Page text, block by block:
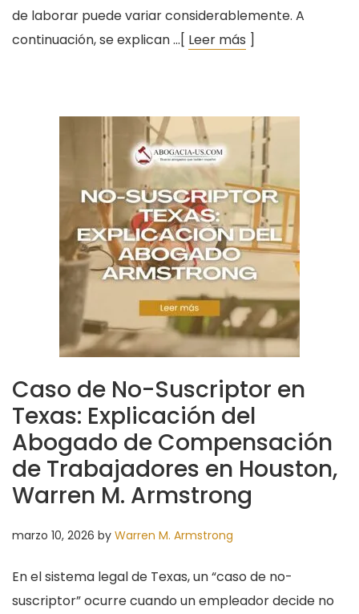
de laborar puede variar considerablemente. A
continuación, se explican …[ Leer más ]
Caso de No-Suscriptor en
Texas: Explicación del
Abogado de Compensación
de Trabajadores en Houston,
Warren M. Armstrong
marzo 10, 2026 by Warren M. Armstrong
En el sistema legal de Texas, un “caso de no-
suscriptor” ocurre cuando un empleador decide no